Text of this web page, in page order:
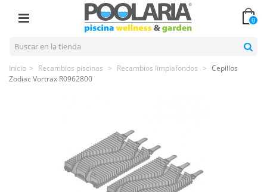
0
Inicio > Recambios piscinas > Recambios limpiafondos > Cepillos
Zodiac Vortrax R0962800